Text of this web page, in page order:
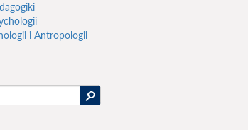
i Antropologii